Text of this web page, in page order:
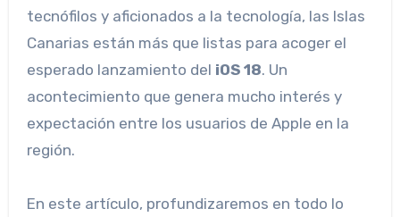
tecnófilos y aficionados a la tecnología, las Islas
Canarias están más que listas para acoger el
esperado lanzamiento del iOS 18. Un
acontecimiento que genera mucho interés y
expectación entre los usuarios de Apple en la
región.
En este artículo, profundizaremos en todo lo